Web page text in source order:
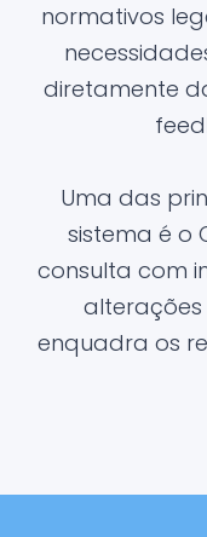
normativos
diretamente
Uma das
sistema é o
consulta com
enquadra os